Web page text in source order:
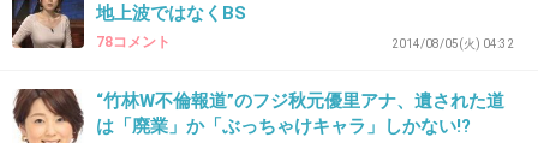
荒んでる
地上波ではなくBS
78コメント 2014/08/05(火) 04:32
“竹林W不倫報道”のフジ秋元優里アナ、遺された道
は「廃業」か「ぶっちゃけキャラ」しかない!?